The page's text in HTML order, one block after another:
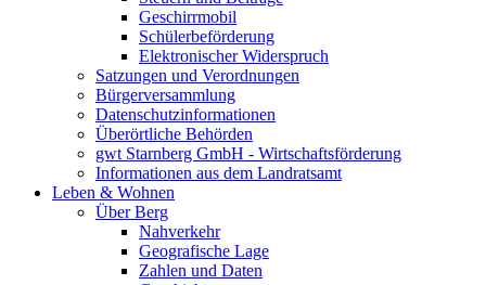
Geschirrmobil
Schülerbeförderung
Elektronischer Widerspruch
Satzungen und Verordnungen
Bürgerversammlung
Datenschutzinformationen
Überörtliche Behörden
gwt Starnberg GmbH - Wirtschaftsförderung
Informationen aus dem Landratsamt
Leben & Wohnen
Über Berg
Nahverkehr
Geografische Lage
Zahlen und Daten